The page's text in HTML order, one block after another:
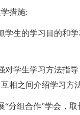
措施:
学生的学习目的和
对学生学习方法指
相之间介绍学习方
“分组合作”学会，